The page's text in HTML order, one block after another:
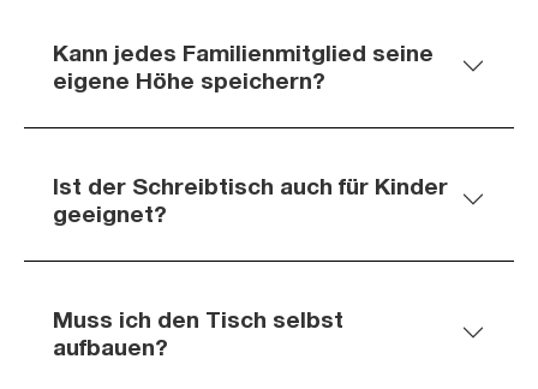
Kann jedes Familienmitglied seine
eigene Höhe speichern?
Ist der Schreibtisch auch für Kinder
geeignet?
Muss ich den Tisch selbst
aufbauen?